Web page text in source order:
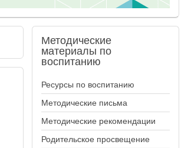
Методические
материалы по
воспитанию
Ресурсы по воспитанию
Методические письма
Методические рекомендации
Родительское просвещение